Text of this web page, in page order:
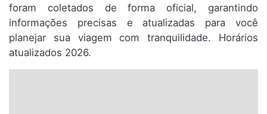
Espírito Santo
Paraná
Santa Catarina
foram coletados de forma oficial, garantindo
informações precisas e atualizadas para você
planejar sua viagem com tranquilidade. Horários
atualizados 2026.